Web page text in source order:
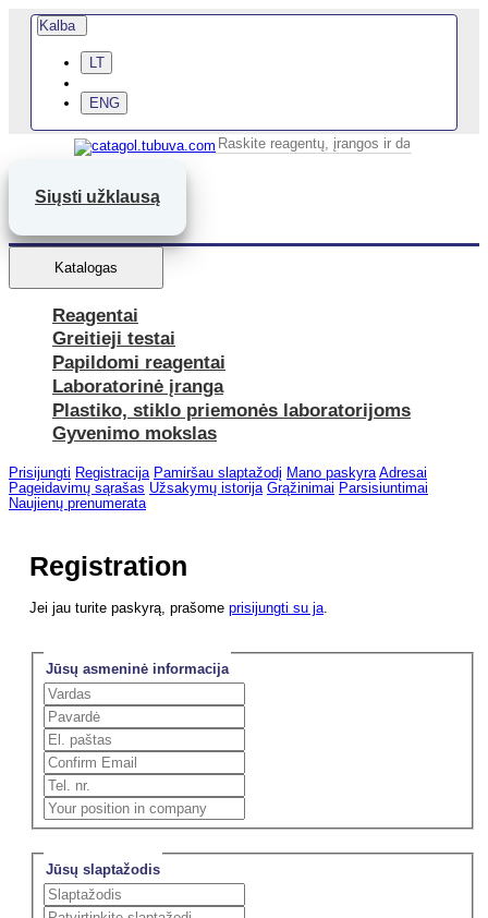
Kalba
LT
ENG
Siųsti užklausą
Katalogas
Reagentai
Greitieji testai
Papildomi reagentai
Laboratorinė įranga
Plastiko, stiklo priemonės laboratorijoms
Gyvenimo mokslas
Prisijungti Registracija Pamiršau slaptažodį Mano paskyra Adresai
Pageidavimų sąrašas Užsakymų istorija Grąžinimai Parsisiuntimai
Naujienų prenumerata
Registration
Jei jau turite paskyrą, prašome prisijungti su ja
Jūsų asmeninė informacija
Jūsų slaptažodis